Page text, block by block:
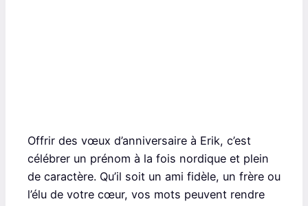
Offrir des vœux d’anniversaire à Erik, c’est
célébrer un prénom à la fois nordique et plein
de caractère. Qu’il soit un ami fidèle, un frère ou
l’élu de votre cœur, vos mots peuvent rendre